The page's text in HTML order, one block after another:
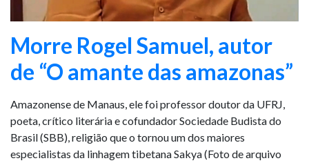
Morre Rogel Samuel, autor
de “O amante das amazonas”
Amazonense de Manaus, ele foi professor doutor da UFRJ,
poeta, crítico literária e cofundador Sociedade Budista do
Brasil (SBB), religião que o tornou um dos maiores
especialistas da linhagem tibetana Sakya (Foto de arquivo